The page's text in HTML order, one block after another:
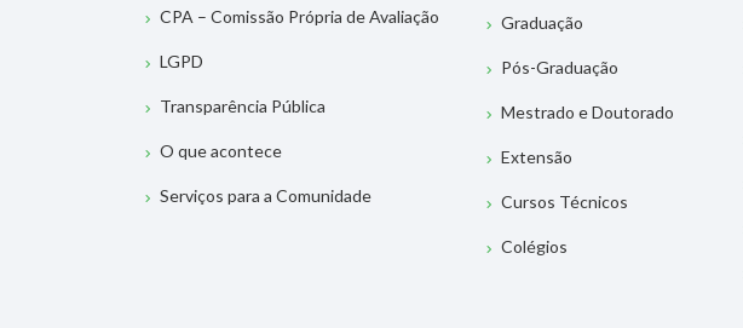
CPA – Comissão Própria de Avaliação
LGPD
Transparência Pública
O que acontece
Serviços para a Comunidade
Graduação
Pós-Graduação
Mestrado e Doutorado
Extensão
Cursos Técnicos
Colégios